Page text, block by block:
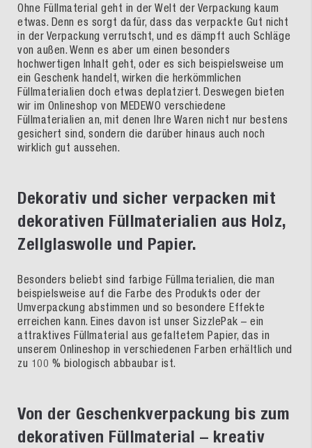
Ohne Füllmaterial geht in der Welt der Verpackung kaum
etwas. Denn es sorgt dafür, dass das verpackte Gut nicht
in der Verpackung verrutscht, und es dämpft auch Schläge
von außen. Wenn es aber um einen besonders
hochwertigen Inhalt geht, oder es sich beispielsweise um
ein Geschenk handelt, wirken die herkömmlichen
Füllmaterialien doch etwas deplatziert. Deswegen bieten
wir im Onlineshop von MEDEWO verschiedene
Füllmaterialien an, mit denen Ihre Waren nicht nur bestens
gesichert sind, sondern die darüber hinaus auch noch
wirklich gut aussehen.
Dekorativ und sicher verpacken mit
dekorativen Füllmaterialien aus Holz,
Zellglaswolle und Papier.
Besonders beliebt sind farbige Füllmaterialien, die man
beispielsweise auf die Farbe des Produkts oder der
Umverpackung abstimmen und so besondere Effekte
erreichen kann. Eines davon ist unser SizzlePak – ein
attraktives Füllmaterial aus gefaltetem Papier, das in
unserem Onlineshop in verschiedenen Farben erhältlich und
zu 100 % biologisch abbaubar ist.
Von der Geschenkverpackung bis zum
dekorativen Füllmaterial – kreativ